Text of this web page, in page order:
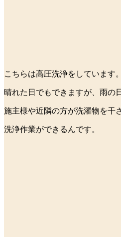
こちらは高圧洗浄をしています。
晴れた日でもできますが、雨の
施主様や近隣の方が洗濯物を干
洗浄作業ができるんです。